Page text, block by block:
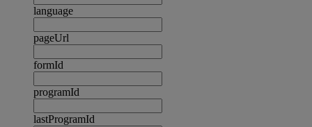
language
pageUrl
formId
programId
lastProgramId